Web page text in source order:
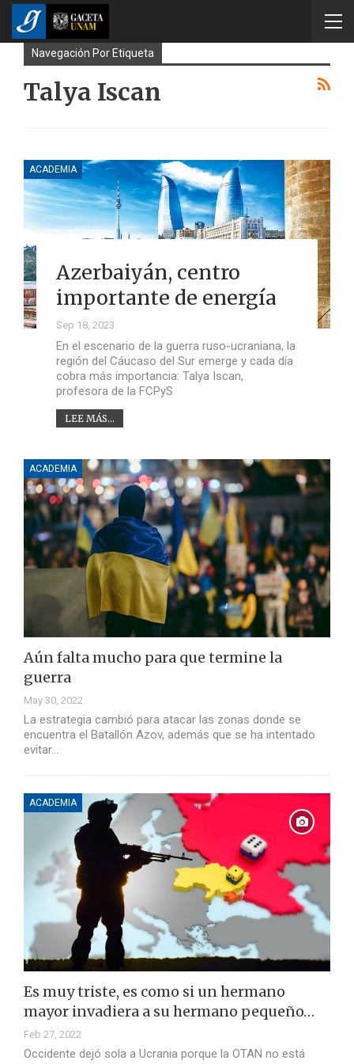
Navegación Por Etiqueta
Talya Iscan
ACADEMIA
Azerbaiyán, centro
importante de energía
Sep 18, 2023
En el escenario de la guerra ruso-ucraniana, la
región del Cáucaso del Sur emerge y cada día
cobra más importancia: Talya Iscan,
profesora de la FCPyS
LEE MÁS...
ACADEMIA
Aún falta mucho para que termine la
guerra
May 30, 2022
La estrategia cambió para atacar las zonas donde se
encuentra el Batallón Azov, además que se ha intentado
evitar…
ACADEMIA
Es muy triste, es como si un hermano
mayor invadiera a su hermano pequeño…
Feb 27, 2022
Occidente dejó sola a Ucrania porque la OTAN no está